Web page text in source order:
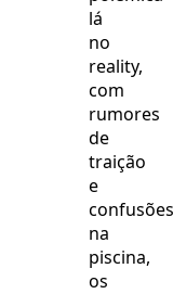
lá
no
reality,
com
rumores
de
traição
e
confusões
na
piscina,
os